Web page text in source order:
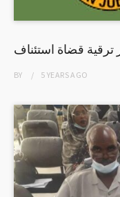
ترقية قضاة استئناف
BY 5 YEARSAGO